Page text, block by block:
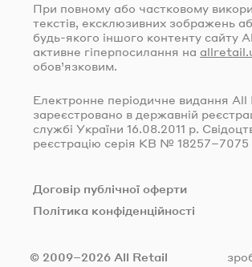
При повному або частковому
текстів, ексклюзивних зображень
будь-якого іншого контенту сайту
активне гіперпосилання на
обов’язковим.
Електронне періодичне видання All
зареєстровано в державній
службі України 16.08.2011 р.
реєстрацію серія КВ № 18257–7075
Договір публічної оферти
Політика конфіденційності
© 2009–2026 All Retail